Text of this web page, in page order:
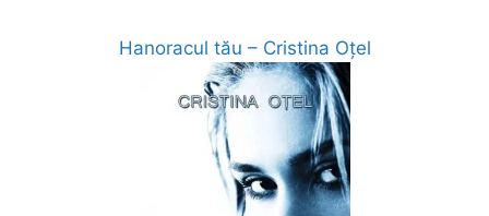
Hanoracul tău – Cristina Oțel